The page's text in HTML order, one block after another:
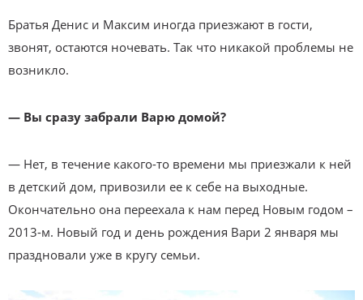
Братья Денис и Максим иногда приезжают в гости,
звонят, остаются ночевать. Так что никакой проблемы не
возникло.
— Вы сразу забрали Варю домой?
— Нет, в течение какого-то времени мы приезжали к ней
в детский дом, привозили ее к себе на выходные.
Окончательно она переехала к нам перед Новым годом –
2013-м. Новый год и день рождения Вари 2 января мы
праздновали уже в кругу семьи.